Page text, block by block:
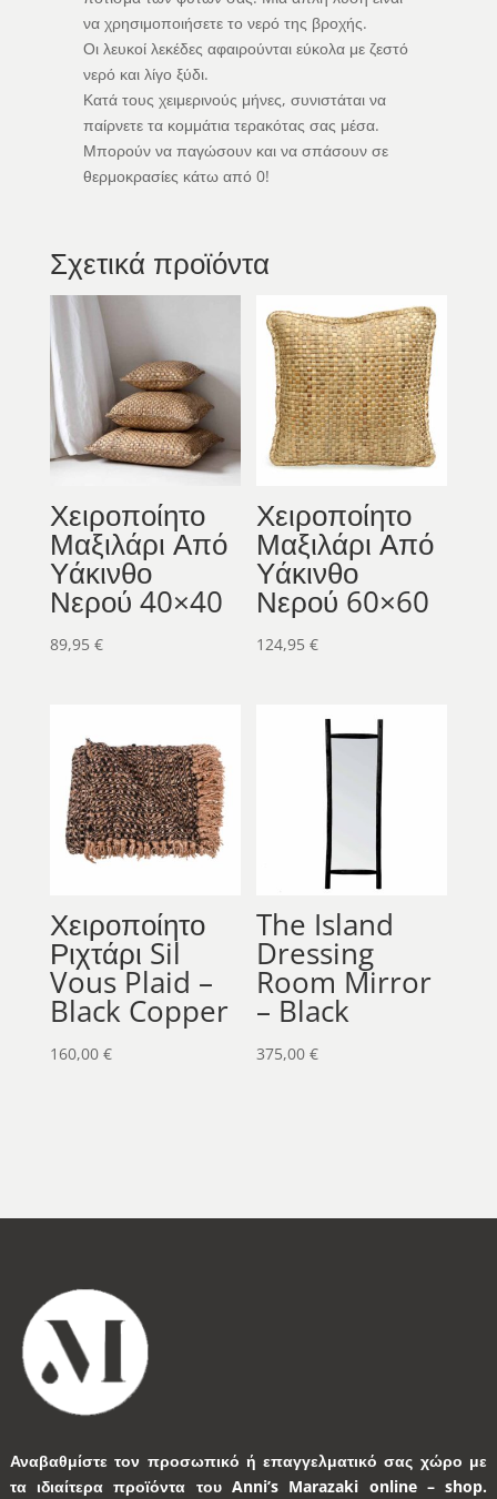
να χρησιμοποιήσετε το νερό της βροχής.
Οι λευκοί λεκέδες αφαιρούνται εύκολα με ζεστό
νερό και λίγο ξύδι.
Κατά τους χειμερινούς μήνες, συνιστάται να
παίρνετε τα κομμάτια τερακότας σας μέσα.
Μπορούν να παγώσουν και να σπάσουν σε
θερμοκρασίες κάτω από 0!
Σχετικά προϊόντα
Χειροποίητο
Μαξιλάρι Από
Υάκινθο
Νερού 40×40
89,95 €
Χειροποίητο
Μαξιλάρι Από
Υάκινθο
Νερού 60×60
124,95€
Χειροποίητο
Ριχτάρι Sil
Vous Plaid –
Black Copper
160,00 €
The Island
Dressing
Room Mirror
– Black
375,00€
Αναβαθμίστε τον προσωπικό ή επαγγελματικό σας χώρο με
τα ιδιαίτερα προϊόντα του Anni’s Marazaki online – shop.